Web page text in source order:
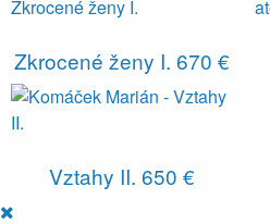
Zkrocené ženy I. 670 €
Vztahy II. 650 €